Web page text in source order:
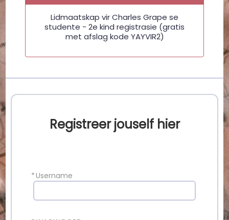
Lidmaatskap vir Charles Grape se
studente - 2e kind registrasie (gratis
met afslag kode YAYVIR2)
Registreer jouself hier
*Username